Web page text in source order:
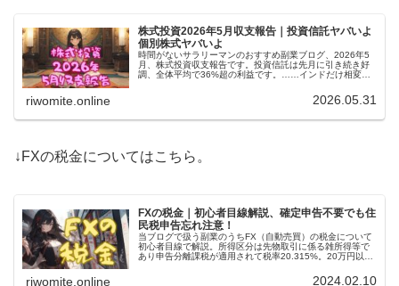
株式投資2026年5月収支報告｜投資信託ヤバいよ
個別株式ヤバいよ
時間がないサラリーマンのおすすめ副業ブログ、2026年5
月、株式投資収支報告です。投資信託は先月に引き続き好
調、全体平均で36%超の利益です。……インドだけ相変わ
riwomite.online 2026.05.31
↓FXの税金についてはこちら。
FXの税金｜初心者目線解説、確定申告不要でも住
民税申告忘れ注意！
当ブログで扱う副業のうちFX（自動売買）の税金について
初心者目線で解説。所得区分は先物取引に係る雑所得等で
あり申告分離課税が適用されて税率20.315%。20万円以下
riwomite.online 2024.02.10